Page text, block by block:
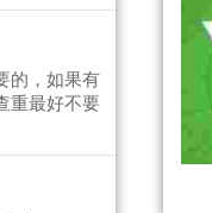
的，如果有
重最好不要